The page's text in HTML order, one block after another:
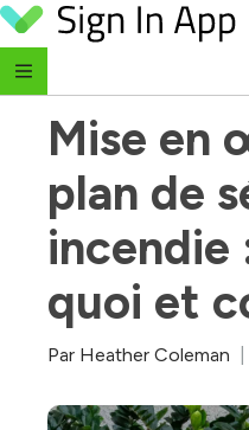
Skip to content
Mise en
plan de
incendie
quoi et
Par Heather Coleman